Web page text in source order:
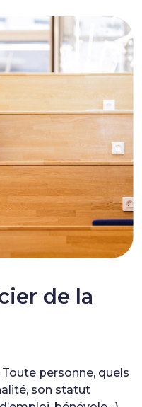
de la
personne, quels
son statut